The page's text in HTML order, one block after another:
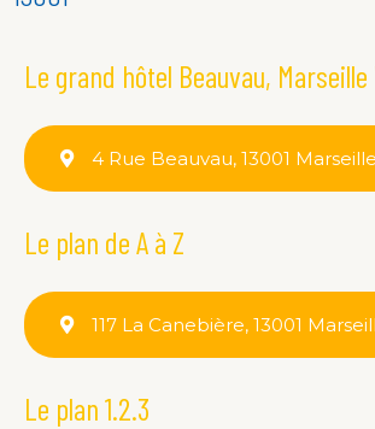
Le grand hôtel Beauvau,
4 Rue Beauvau, 13001 Marseille
Le plan de A à Z
117 La Canebière, 13001
Le plan 1.2.3